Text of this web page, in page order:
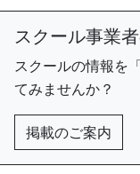
スクール事業
スクールの情報を
てみませんか？
掲載のご案内